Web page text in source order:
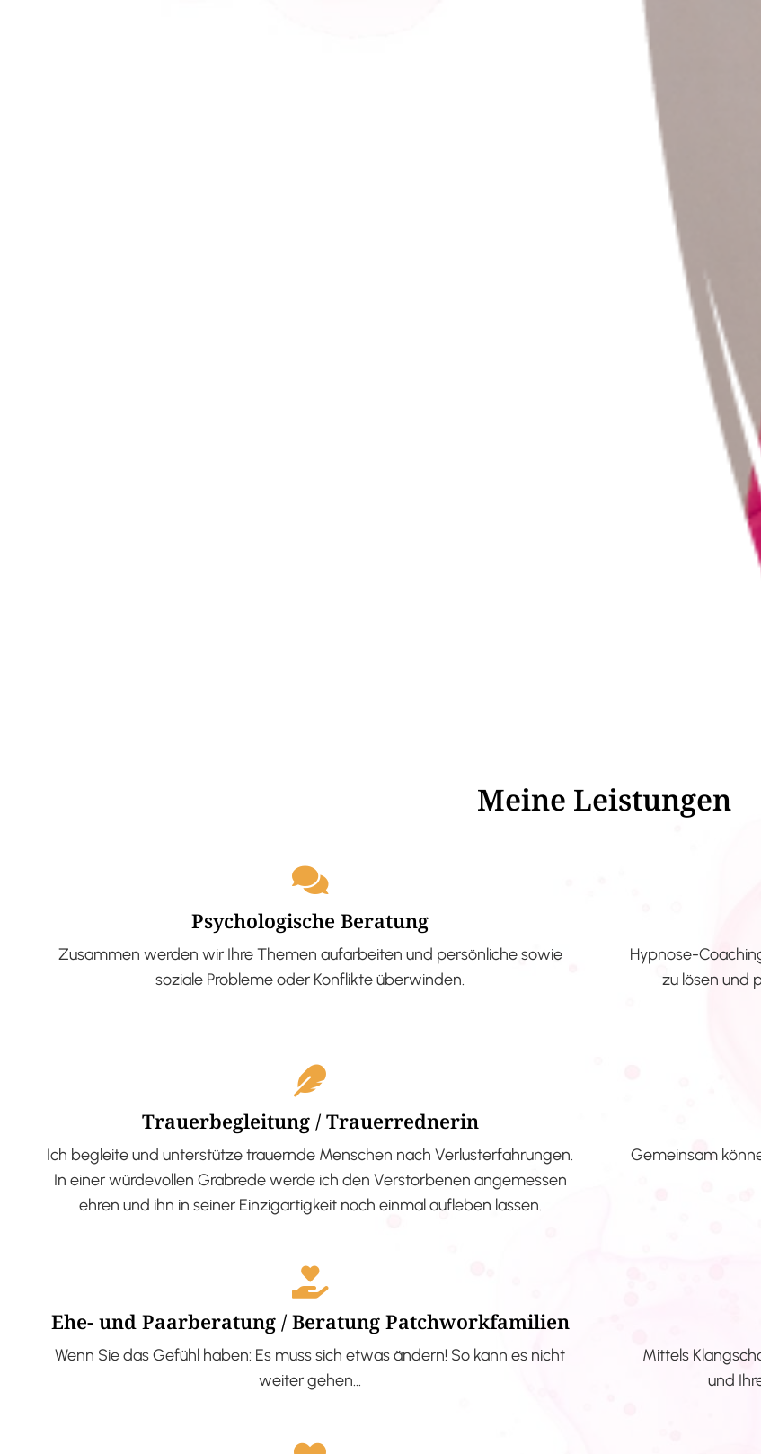
Meine Leistungen
Psychologische Beratung
Zusammen werden wir Ihre Themen aufarbeiten und persönliche sowie
soziale Probleme oder Konflikte überwinden.
Hypnose-
zu lösen und
Trauerbegleitung / Trauerrednerin
Ich begleite und unterstütze trauernde Menschen nach Verlusterfahrungen.
In einer würdevollen Grabrede werde ich den Verstorbenen angemessen
ehren und ihn in seiner Einzigartigkeit noch einmal aufleben lassen.
Gemeinsam
Ehe- und Paarberatung / Beratung Patchworkfamilien
Wenn Sie das Gefühl haben: Es muss sich etwas ändern! So kann es nicht
weiter gehen…
Mittels
und